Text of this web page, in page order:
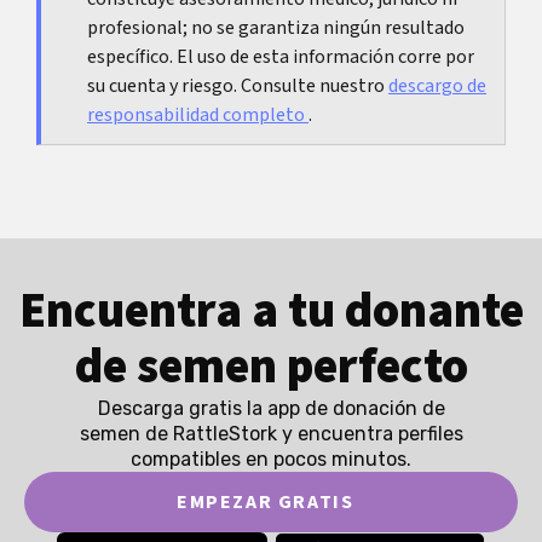
profesional; no se garantiza ningún resultado
específico. El uso de esta información corre por
su cuenta y riesgo. Consulte nuestrodescargo de
responsabilidad completo.
Encuentra a tu donante
de semen perfecto
Descarga gratis la app de donación de
semen de RattleStork y encuentra perfiles
compatibles en pocos minutos.
EMPEZAR GRATIS